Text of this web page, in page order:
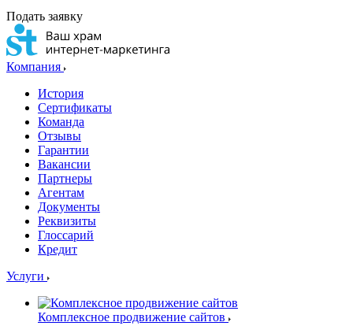
Подать заявку
Компания
История
Сертификаты
Команда
Отзывы
Гарантии
Вакансии
Партнеры
Агентам
Документы
Реквизиты
Глоссарий
Кредит
Услуги
Комплексное продвижение сайтов